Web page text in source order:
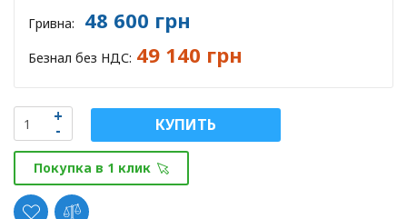
Гривна: 48 600 грн
Безнал без НДС: 49 140 грн
КУПИТЬ
Покупка в 1 клик